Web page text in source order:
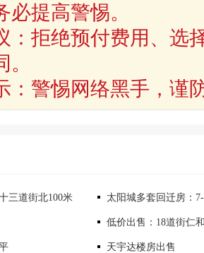
提高警惕。
拒绝预付费用、选
警惕网络黑手，谨
三道街北100米 太阳城多套回迁房：
低价出售：18道街仁
天宇达楼房出售